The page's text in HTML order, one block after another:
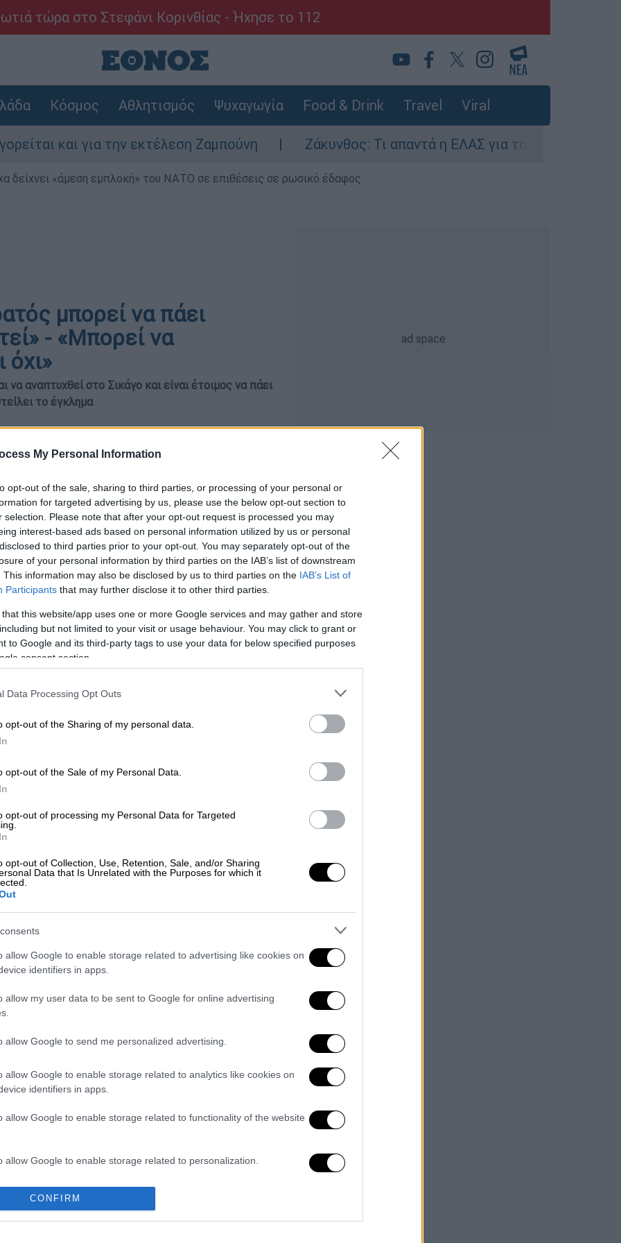
My Personal Information
opt-out of the sale, sharing to third parties, or processing of your personal or
for targeted advertising by us, please use the below opt-out section to
selection. Please note that after your opt-out request is processed you may
interest-based ads based on personal information utilized by us or personal
to third parties prior to your opt-out. You may separately opt-out of the
of your personal information by third parties on the IAB’s list of downstream
This information may also be disclosed by us to third parties on the IAB’s List of
Participants that may further disclose it to other third parties.
that this website/app uses one or more Google services and may gather and store
but not limited to your visit or usage behaviour. You may click to grant or
to Google and its third-party tags to use your data for below specified purposes
consent section.
Data Processing Opt Outs
opt-out of the Sharing of my personal data.
opt-out of the Sale of my Personal Data.
opt-out of processing my Personal Data for Targeted
opt-out of Collection, Use, Retention, Sale, and/or Sharing
Data that Is Unrelated with the Purposes for which it
allow Google to enable storage related to advertising like cookies on
identifiers in apps.
allow my user data to be sent to Google for online advertising
allow Google to send me personalized advertising.
allow Google to enable storage related to analytics like cookies on
identifiers in apps.
allow Google to enable storage related to functionality of the website
allow Google to enable storage related to personalization.
allow Google to enable storage related to security, including
functionality and fraud prevention, and other user protection.
CONFIRM
τώρα στο Στεφάνι Κορινθίας - Ήχησε το 112
Κόσμος Αθλητισμός Ψυχαγωγία Food & Drink Travel Viral
και για την εκτέλεση Ζαμπούνη Ζάκυνθος: Τι απαντά η ΕΛΑΣ για τους 8 βιασμούς
δείχνει «άμεση εμπλοκή» του ΝΑΤΟ σε επιθέσεις σε ρωσικό έδαφος
μπορεί να πάει
- «Μπορεί να
όχι»
αναπτυχθεί στο Σικάγο και είναι έτοιμος να πάει
το έγκλημα
το ΕΘΝΟΣ στη Google
δήλωσε σήμερα πως ο αμερικανικός
και είναι έτοιμος να πάει
καταστείλει το έγκλημα.
από
το Πεντάγωνο προετοιμάζεται για
την ανάπτυξη εθνοφρουράς
δεκάδες πόλεις
δεν ανακοίνωσε καμία απόφαση.
Μπορεί ναι μπορεί όχι
που πιθανόν είναι αυτό που πρέπει να
που βρίσκονταν στο Οβάλ